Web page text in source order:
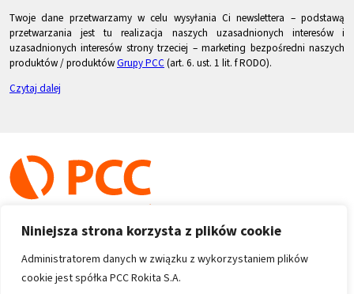
Niniejsza strona korzysta z plików cookie
Administratorem danych w związku z wykorzystaniem plików
cookie jest spółka PCC Rokita S.A.
Twoje dane przetwarzamy w celu wysyłania Ci newslettera – podstawą
przetwarzania jest tu realizacja naszych uzasadnionych interesów i
uzasadnionych interesów strony trzeciej – marketing bezpośredni naszych
produktów / produktówGrupy PCC (art. 6. ust. 1 lit. f RODO).
Czytaj dalej